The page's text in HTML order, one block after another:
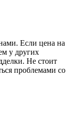
Если цена на
у других
Не стоит
проблемами со